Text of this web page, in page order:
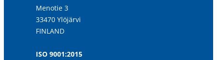
Menotie 3
33470 Ylöjärvi
FINLAND
ISO 9001:2015